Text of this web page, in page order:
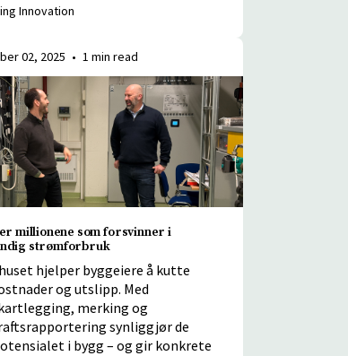
Innovation
02, 2025 • 1 min read
millionene som forsvinner i
strømforbruk
hjelper byggeiere å kutte
og utslipp. Med
merking og
synliggjør de
i bygg – og gir konkrete